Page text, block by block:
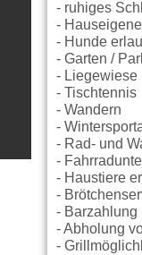
- ruhiges
-
- Hunde
- Garten /
- Liegewiese
- Tischtennis
- Wandern
-
- Rad- und
-
- Haustiere
-
- Barzahlung
- Abholung
-